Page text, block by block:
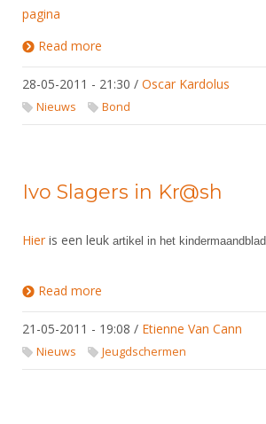
pagina
Read more
28-05-2011 - 21:30 / Oscar Kardolus
Nieuws Bond
Ivo Slagers in Kr@sh
Hier is een leuk artikel in het kindermaandblad
Read more
21-05-2011 - 19:08 / Etienne Van Cann
Nieuws Jeugdschermen